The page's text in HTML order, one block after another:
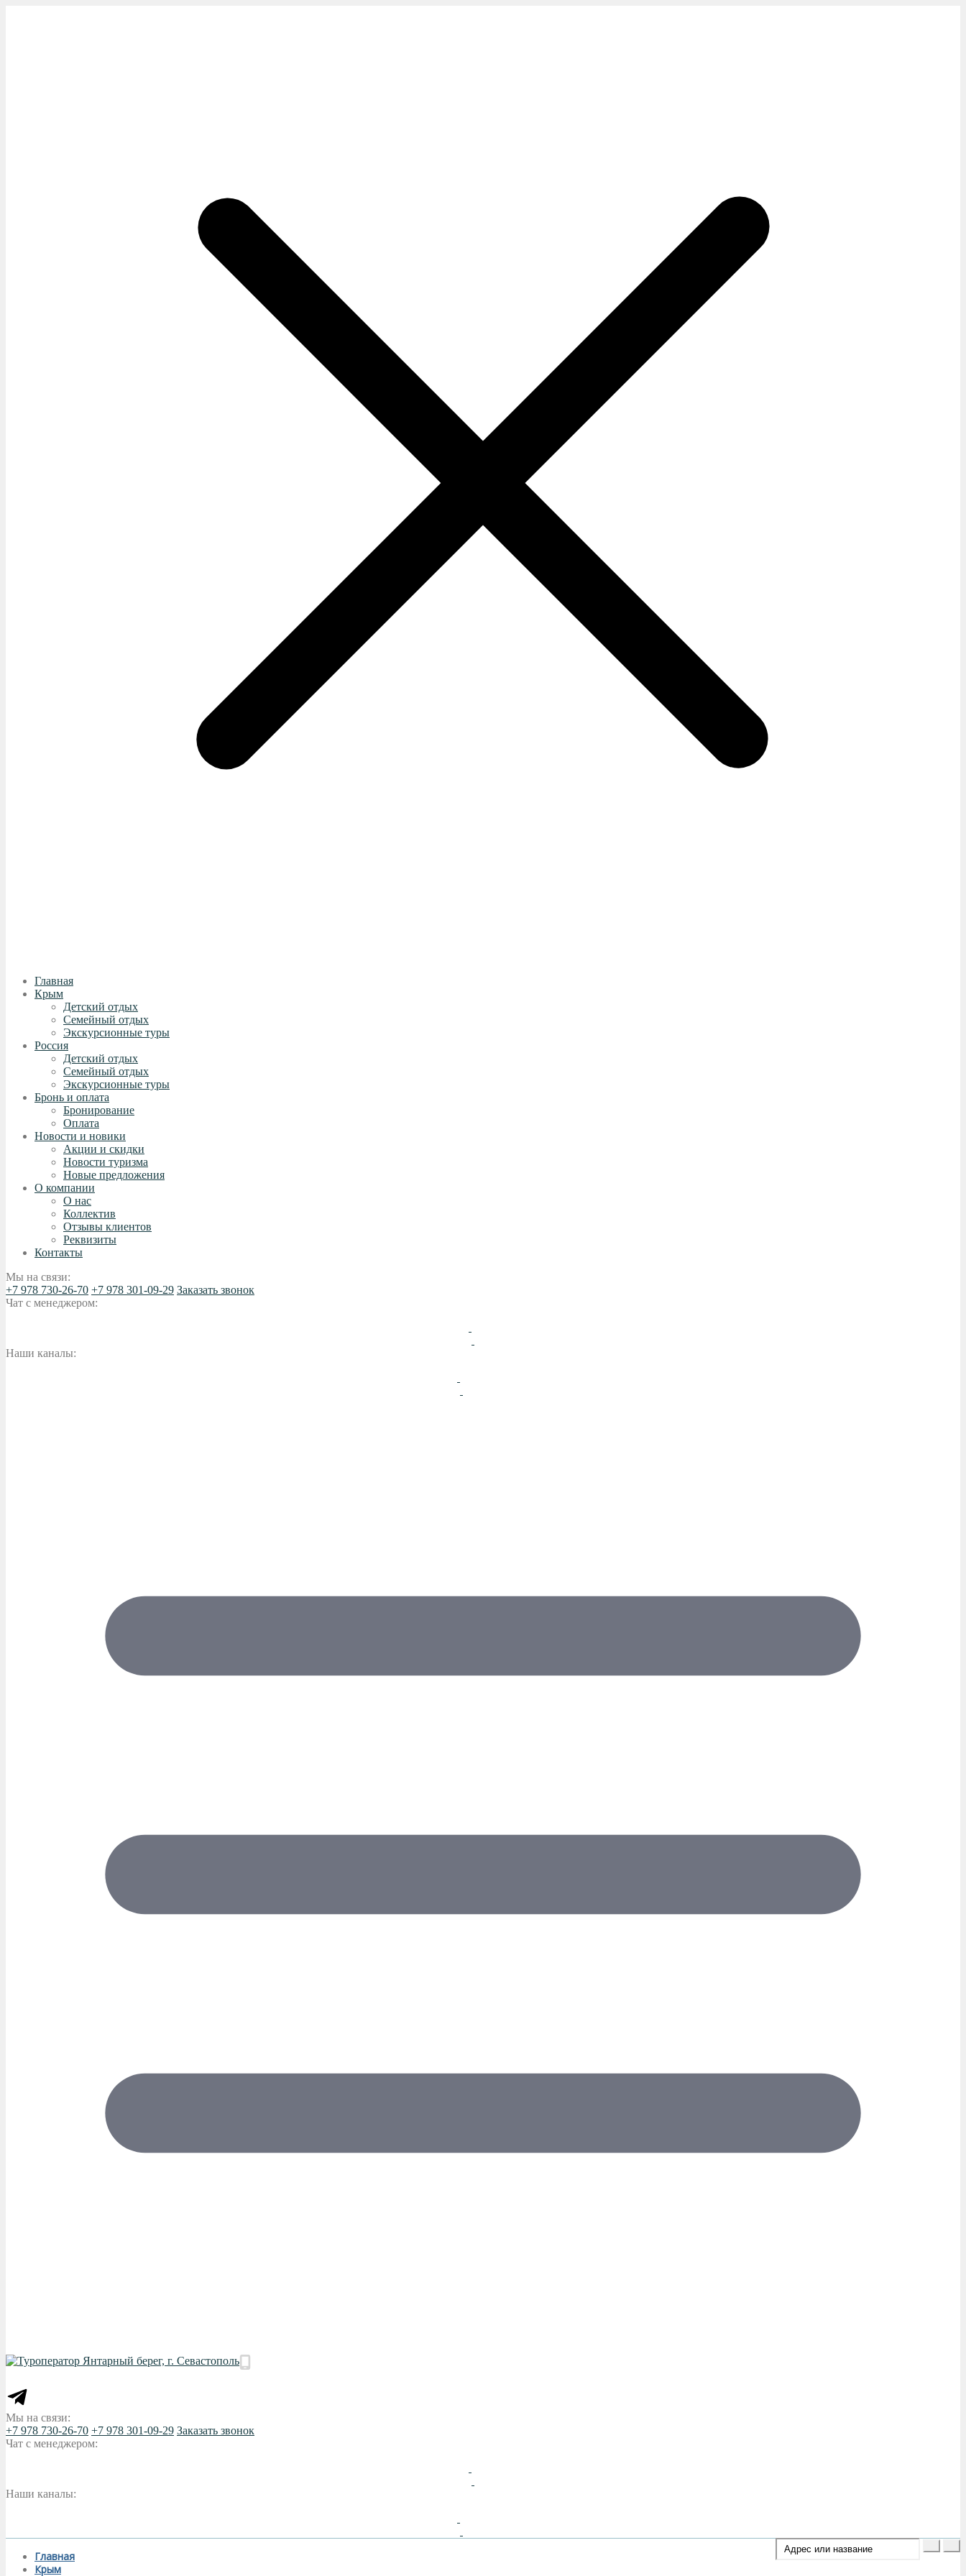
Главная
Крым
Детский отдых
Семейный отдых
Экскурсионные туры
Россия
Детский отдых
Семейный отдых
Экскурсионные туры
Бронь и оплата
Бронирование
Оплата
Новости и новики
Акции и скидки
Новости туризма
Новые предложения
О компании
О нас
Коллектив
Отзывы клиентов
Реквизиты
Контакты
Мы на связи:
+7 978 730-26-70 +7 978 301-09-29 Заказать звонок
Чат с менеджером:
Наши каналы:
Мы на связи:
+7 978 730-26-70 +7 978 301-09-29 Заказать звонок
Чат с менеджером:
Наши каналы:
Главная
Крым